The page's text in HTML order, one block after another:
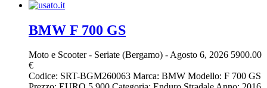
BMW F 700 GS
Moto e Scooter- Seriate (Bergamo) -Agosto 6, 2026 5900.00
€
Codice: SRT-BGM260063 Marca: BMW Modello: F 700 GS